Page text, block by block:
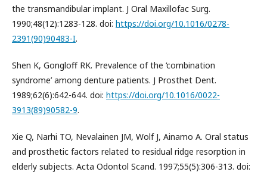
the transmandibular implant. J Oral Maxillofac Surg.
1990;48(12):1283-128. doi: https://doi.org/10.1016/0278-
2391(90)90483-I.
Shen K, Gongloff RK. Prevalence of the ‘combination
syndrome’ among denture patients. J Prosthet Dent.
1989;62(6):642-644. doi: https://doi.org/10.1016/0022-
3913(89)90582-9.
Xie Q, Narhi TO, Nevalainen JM, Wolf J, Ainamo A. Oral status
and prosthetic factors related to residual ridge resorption in
elderly subjects. Acta Odontol Scand. 1997;55(5):306-313. doi: